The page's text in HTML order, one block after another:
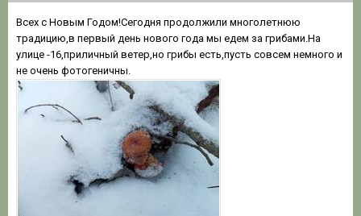
Всех с Новым Годом!Сегодня продолжили многолетнюю
традицию,в первый день нового года мы едем за грибами.На
улице -16,приличный ветер,но грибы есть,пусть совсем немного и
не очень фотогеничны.